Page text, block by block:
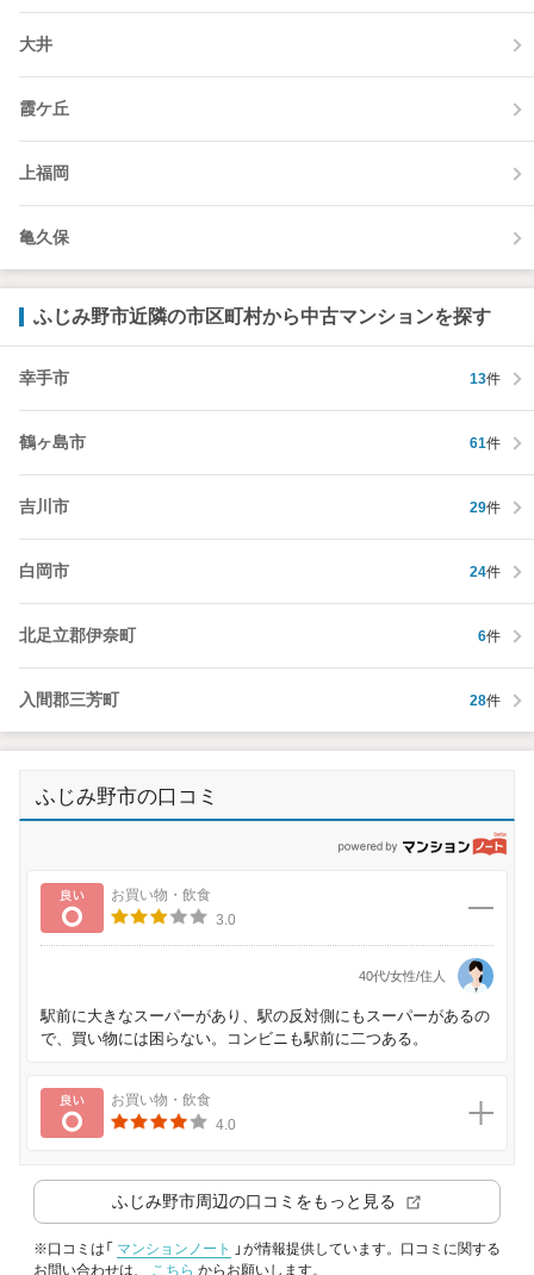
大井
霞ケ丘
上福岡
亀久保
ふじみ野市近隣の市区町村から中古マンションを探す
幸手市 13件
鶴ヶ島市 61件
吉川市 29件
白岡市 24件
北足立郡伊奈町 6件
入間郡三芳町 28件
ふじみ野市の口コミ
良い
お買い物・飲食
3.0
40代/女性/住人
駅前に大きなスーパーがあり、駅の反対側にもスーパーがあるの
で、買い物には困らない。コンビニも駅前に二つある。
良い
お買い物・飲食
4.0
ふじみ野市周辺の口コミをもっと見る
※口コミは「 マンションノート
」が情報提供しています。口コミに関する
お問い合わせは、 こちら からお願いします。